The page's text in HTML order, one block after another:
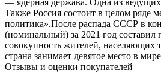
— ядерная держава. Одна из
Также Россия состоит в целом
политика».После распада СССР в
(номинальный) за 2021 год
совокупность жителей, населяющих
страна занимает девятое место в
Отзывы и оценки покупателей